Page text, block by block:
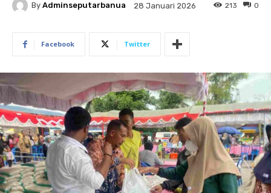
By Adminseputarbanua 28 Januari 2026 0
213
Facebook Twitter